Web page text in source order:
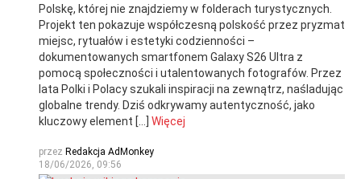
Polskę, której nie znajdziemy w folderach turystycznych.
Projekt ten pokazuje współczesną polskość przez pryzmat
miejsc, rytuałów i estetyki codzienności –
dokumentowanych smartfonem Galaxy S26 Ultra z
pomocą społeczności i utalentowanych fotografów. Przez
lata Polki i Polacy szukali inspiracji na zewnątrz, naśladując
globalne trendy. Dziś odkrywamy autentyczność, jako
kluczowy element […] Więcej
przez Redakcja AdMonkey
18/06/2026, 09:56